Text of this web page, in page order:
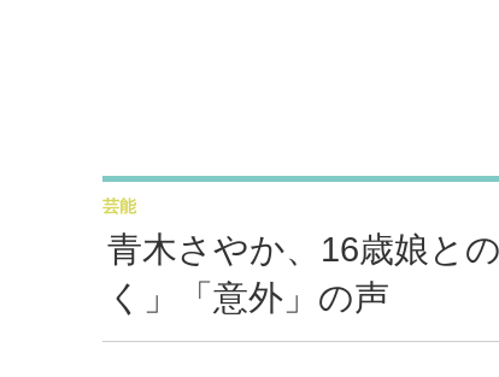
青木さやか、16歳娘と
く」「意外」の声
芸能